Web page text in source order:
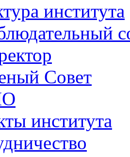
института
Совет
института